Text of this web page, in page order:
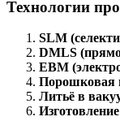
Технологии
SLM
DMLS
EBM
Порошковая
Литьё в